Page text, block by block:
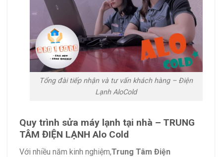
Tổng đài tiếp nhận và tư vấn khách hàng – Điện
Lạnh AloCold
Quy trình sửa máy lạnh tại nhà – TRUNG
TÂM ĐIỆN LẠNH Alo Cold
Với nhiều năm kinh nghiệm,Trung Tâm Điện